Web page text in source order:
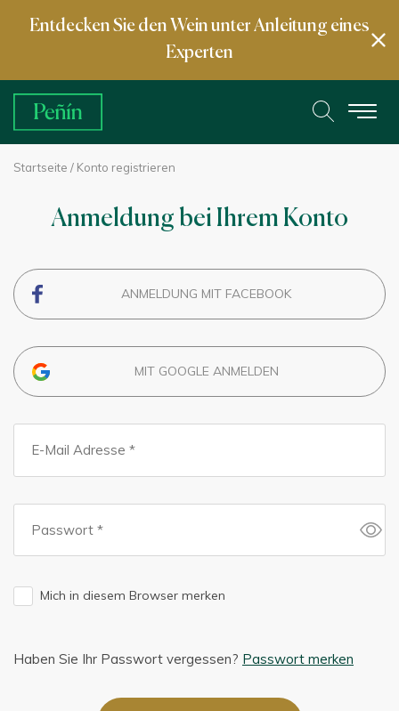
Entdecken Sie den Wein unter Anleitung eines
Experten
Startseite / Konto registrieren
Anmeldung bei Ihrem Konto
ANMELDUNG MIT FACEBOOK
MIT GOOGLE ANMELDEN
Mich in diesem Browser merken
Haben Sie Ihr Passwort vergessen? Passwort merken